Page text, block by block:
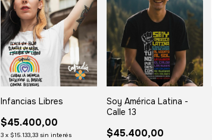
Infancias Libres
$45.400,00
3 x $15.133,33 sin interés
Soy América Latina -
Calle 13
$45.400,00